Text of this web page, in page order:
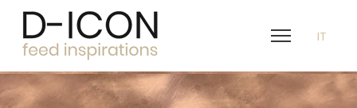
IT